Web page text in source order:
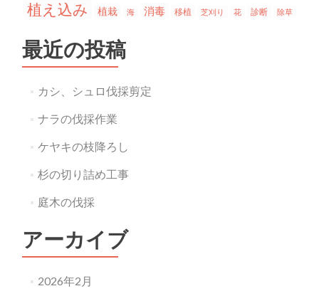
植え込み 植栽 海 消毒 移植 芝刈り 花 診断 除草
最近の投稿
カシ、シュロ伐採剪定
ナラの伐採作業
ケヤキの枝降ろし
杉の切り詰め工事
庭木の伐採
アーカイブ
2026年2月